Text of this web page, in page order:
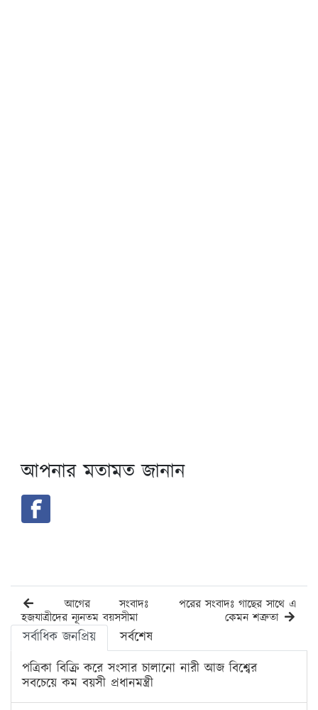
আপনার মতামত জানান
আগের সংবাদঃ
হজযাত্রীদের ন্যূনতম বয়সসীমা
পরের সংবাদঃ গাছের সাথে এ
কেমন শত্রুতা
সর্বাধিক জনপ্রিয়
সর্বশেষ
পত্রিকা বিক্রি করে সংসার চালানো নারী আজ বিশ্বের
সবচেয়ে কম বয়সী প্রধানমন্ত্রী